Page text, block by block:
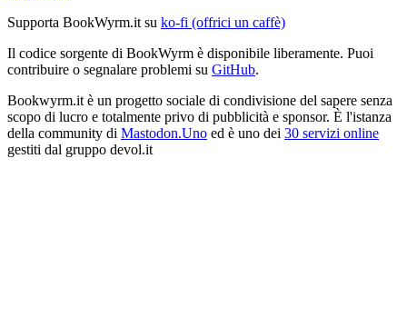
Supporta BookWyrm.it su ko-fi (offrici un caffè)
Il codice sorgente di BookWyrm è disponibile liberamente. Puoi
contribuire o segnalare problemi su GitHub.
Bookwyrm.it è un progetto sociale di condivisione del sapere senza
scopo di lucro e totalmente privo di pubblicità e sponsor. È l'istanza
della community di Mastodon.Uno ed è uno dei 30 servizi online
gestiti dal gruppo devol.it